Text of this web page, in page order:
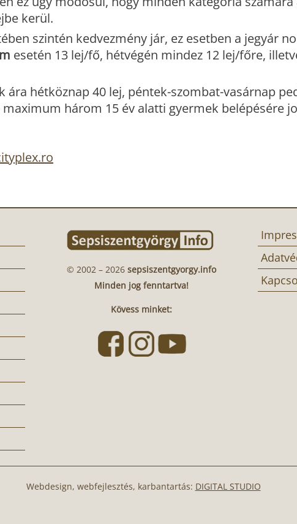
kerül.
szintén kedvezmény jár, ez esetben a jegyár
esetén 13 lej/fő, hétvégén mindez 12 lej/főre,
ára hétköznap 40 lej, péntek-szombat-vasárnap
három 15 év alatti gyermek belépésére
© 2002 – 2026 sepsiszentgyorgy.info
Minden jog fenntartva!
Kövess minket:
Webdesign, webfejlesztés, karbantartás: DIGITAL STUDIO